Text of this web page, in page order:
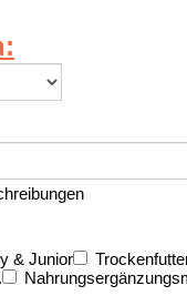
& Junior